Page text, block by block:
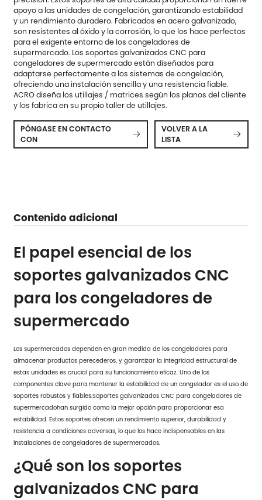
apoyo a las unidades de congelación, garantizando estabilidad
y un rendimiento duradero. Fabricados en acero galvanizado,
son resistentes al óxido y la corrosión, lo que los hace perfectos
para el exigente entorno de los congeladores de
supermercado. Los soportes galvanizados CNC para
congeladores de supermercado están diseñados para
adaptarse perfectamente a los sistemas de congelación,
ofreciendo una instalación sencilla y una resistencia fiable.
ACRO diseña los utillajes / matrices según los planos del cliente
y los fabrica en su propio taller de utillajes.
PÓNGASE EN CONTACTO
CON

VOLVER A LA
LISTA

Contenido adicional
El papel esencial de los
soportes galvanizados CNC
para los congeladores de
supermercado
Los supermercados dependen en gran medida de los congeladores para
almacenar productos perecederos, y garantizar la integridad estructural de
estas unidades es crucial para su funcionamiento eficaz. Uno de los
componentes clave para mantener la estabilidad de un congelador es el uso de
soportes robustos y fiables.Soportes galvanizados CNC para congeladores de
supermercadohan surgido como la mejor opción para proporcionar esa
estabilidad. Estos soportes ofrecen un rendimiento superior, durabilidad y
resistencia a condiciones adversas, lo que los hace indispensables en las
instalaciones de congeladores de supermercados.
¿Qué son los soportes
galvanizados CNC para